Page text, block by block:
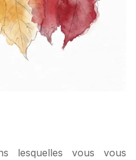
lesquelles vous vous